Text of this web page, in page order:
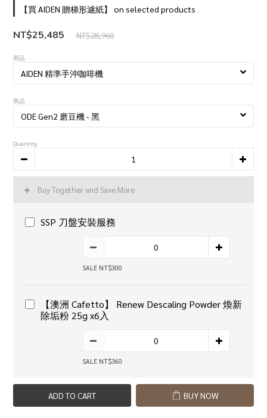
【買 AIDEN 贈梯形濾紙】 on selected products
NT$25,485 NT$28,960
商品
商品
Quantity
Buy Together and Save More
SSP 刀盤安裝服務
SALE NT$300
【澳洲 Cafetto】 Renew Descaling Powder 煥新
除垢粉 25g x6入
SALE NT$360
ADD TO CART BUY NOW